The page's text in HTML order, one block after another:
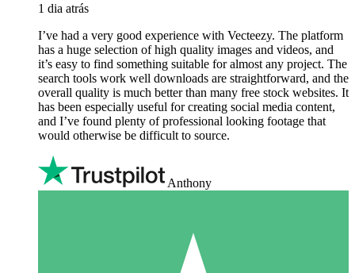
1 dia atrás
I’ve had a very good experience with Vecteezy. The platform
has a huge selection of high quality images and videos, and
it’s easy to find something suitable for almost any project. The
search tools work well downloads are straightforward, and the
overall quality is much better than many free stock websites. It
has been especially useful for creating social media content,
and I’ve found plenty of professional looking footage that
would otherwise be difficult to source.
Anthony